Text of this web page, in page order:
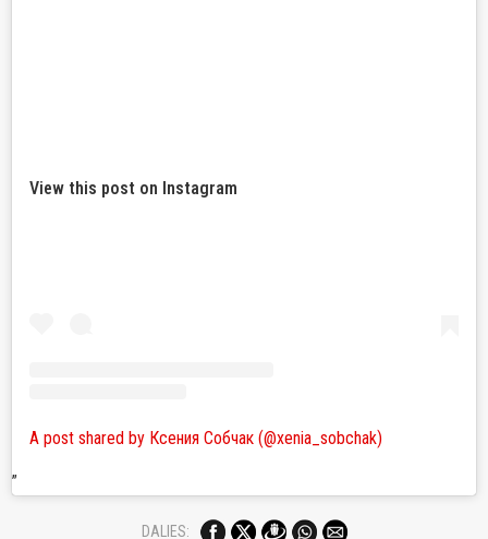
View this post on Instagram
A post shared by Ксения Собчак (@xenia_sobchak)
DALIES: